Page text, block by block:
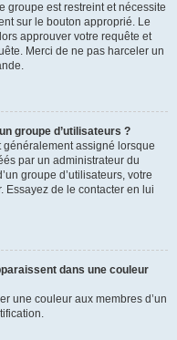
groupe est restreint et nécessite
sur le bouton approprié. Le
approuver votre requête et
Merci de ne pas harceler un
groupe d’utilisateurs ?
généralement assigné lorsque
par un administrateur du
groupe d’utilisateurs, votre
Essayez de le contacter en lui
dans une couleur
une couleur aux membres d’un